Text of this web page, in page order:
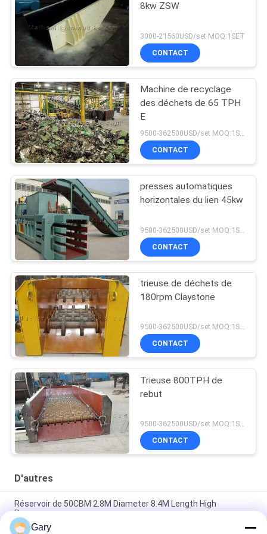
8kw ZSW
3000-21560USD/set MOQ:1SET
CONTACT
Machine de recyclage
des déchets de 65 TPH
E
CONTACT
presses automatiques
horizontales du lien 45kw
CONTACT
trieuse de déchets de
180rpm Claystone
9500-362500USD/set MOQ:1SET
CONTACT
Trieuse 800TPH de
rebut
9500-362500USD/set MOQ:1SET
CONTACT
D'autres
Réservoir de 50CBM 2.8M Diameter 8.4M Length High
Pressure
Gary